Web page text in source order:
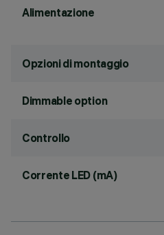
Alimentazione
Opzioni di montaggio
Dimmable option
Controllo
Corrente LED (mA)